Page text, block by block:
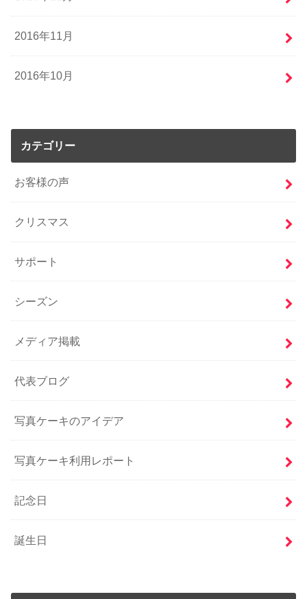
2016年11月
2016年10月
カテゴリー
お客様の声
クリスマス
サポート
シーズン
メディア掲載
代表ブログ
写真ケーキのアイデア
写真ケーキ利用レポート
記念日
誕生日